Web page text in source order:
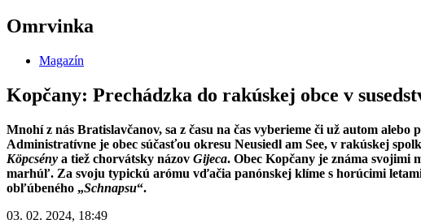
Omrvinka
Magazín
Kopčany: Prechádzka do rakúskej obce v
Mnohí z nás Bratislavčanov, sa z času na čas vyberieme či už autom
Administratívne je obec súčasťou okresu Neusiedl am See, v rakúskej
Köpcsény a tiež chorvátsky názov Gijeca. Obec Kopčany je známa svojimi
marhúľ. Za svoju typickú arómu vďačia panónskej klíme s horúcimi
obľúbeného „Schnapsu“.
03. 02. 2024, 18:49